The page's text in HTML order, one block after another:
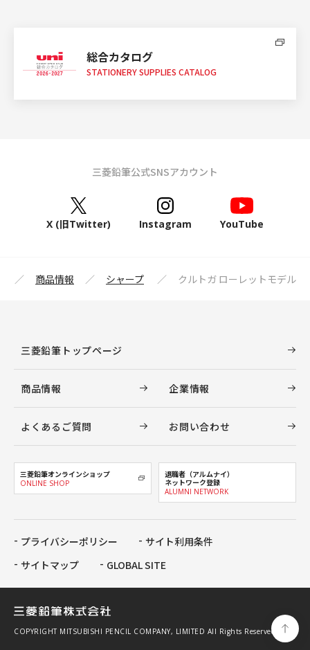
総合カタログ
STATIONERY SUPPLIES CATALOG
三菱鉛筆公式SNSアカウント
X (旧Twitter) Instagram YouTube
商品情報 シャープ クルトガ ローレットモデル
三菱鉛筆トップページ
商品情報 企業情報
よくあるご質問 お問い合わせ
三菱鉛筆オンラインショップ
ONLINE SHOP
退職者（アルムナイ）
ネットワーク登録
ALUMNI NETWORK
プライバシーポリシー
サイト利用条件
サイトマップ
GLOBAL SITE
COPYRIGHT MITSUBISHI PENCIL COMPANY, LIMITED All Rights Reserved.